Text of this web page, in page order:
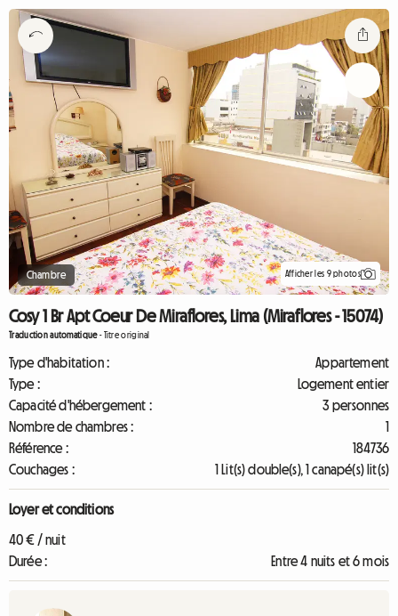
Chambre Afficher les 9 photos
Cosy 1 Br Apt Coeur De Miraflores, Lima (Miraflores - 15074)
Traduction automatique-Titre original
Type d'habitation :
Appartement
Type :
Logement entier
Capacité d'hébergement :
3 personnes
Nombre de chambres :
1
Référence :
184736
Couchages :
1 Lit(s) double(s), 1 canapé(s) lit(s)
Loyer et conditions
40 € / nuit
Durée :
Entre 4 nuits et 6 mois